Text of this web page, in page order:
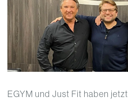
EGYM und Just Fit haben